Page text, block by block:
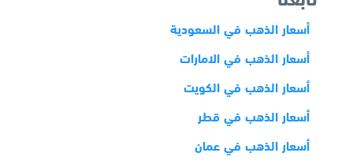
أسعار الذهب في السعودية
أسعار الذهب في الامارات
أسعار الذهب في الكويت
أسعار الذهب في قطر
أسعار الذهب في عمان